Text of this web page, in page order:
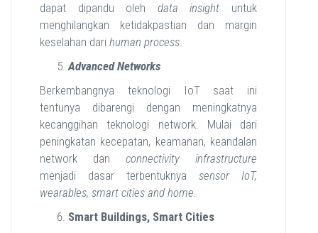
dapat dipandu oleh data insight untuk
menghilangkan ketidakpastian dan margin
keselahan dari human process.
Advanced Networks
Berkembangnya teknologi IoT saat ini
tentunya dibarengi dengan meningkatnya
kecanggihan teknologi network. Mulai dari
peningkatan kecepatan, keamanan, keandalan
network dan connectivity infrastructure
menjadi dasar terbentuknya sensor IoT,
wearables, smart cities and home.
Smart Buildings, Smart Cities